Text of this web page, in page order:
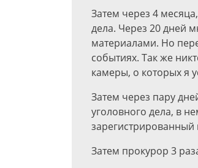
Затем через 4
дела. Через 20 дней
материалами. Но
событиях. Так же
камеры, о которых я
Затем через пару
уголовного дела, в
Затем прокурор 3